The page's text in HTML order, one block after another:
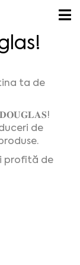
ta de
𝐃𝐎𝐔𝐆𝐋𝐀𝐒!
de
profită de